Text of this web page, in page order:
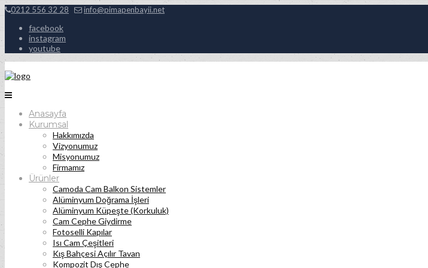
0212 556 32 28 info@pimapenbayii.net
facebook
instagram
youtube
Anasayfa
Kurumsal
Hakkımızda
Vizyonumuz
Misyonumuz
Firmamız
Ürünler
Camoda Cam Balkon Sistemler
Alüminyum Doğrama İşleri
Alüminyum Küpeşte (Korkuluk)
Cam Cephe Giydirme
Fotoselli Kapılar
Isı Cam Çeşitleri
Kış Bahçesi Açılır Tavan
Kompozit Dış Cephe